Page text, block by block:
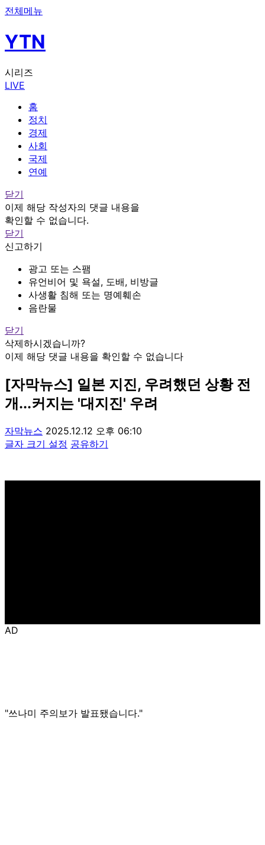
전체메뉴
YTN
시리즈
LIVE
홈
정치
경제
사회
국제
연예
닫기
이제 해당 작성자의 댓글 내용을
확인할 수 없습니다.
닫기
신고하기
광고 또는 스팸
유언비어 및 욕설, 도배, 비방글
사생활 침해 또는 명예훼손
음란물
닫기
삭제하시겠습니까?
이제 해당 댓글 내용을 확인할 수 없습니다
[자막뉴스] 일본 지진, 우려했던 상황 전
개...커지는 '대지진' 우려
자막뉴스 2025.12.12 오후 06:10
글자 크기 설정 공유하기
AD
"쓰나미 주의보가 발표됐습니다."